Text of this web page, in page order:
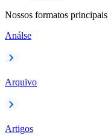
Nossos formatos principais
Análse
Arquivo
Artigos